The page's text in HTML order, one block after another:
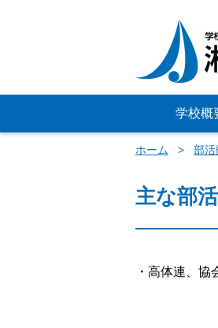
学校概
ホーム 部活
主な部
・高体連、協